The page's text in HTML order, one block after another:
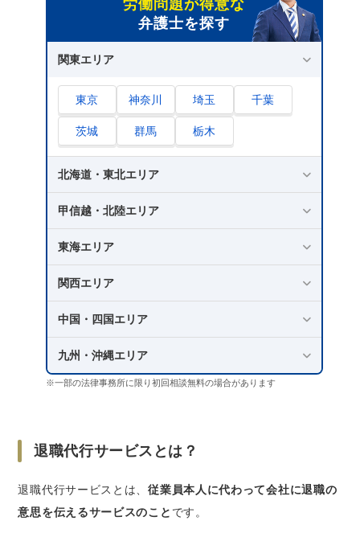
労働問題が得意な
弁護士を探す
関東エリア
東京 神奈川 埼玉 千葉
茨城 群馬 栃木
北海道・東北エリア
甲信越・北陸エリア
東海エリア
関西エリア
中国・四国エリア
九州・沖縄エリア
※一部の法律事務所に限り初回相談無料の場合があります
退職代行サービスとは？
退職代行サービスとは、従業員本人に代わって会社に退職の
意思を伝えるサービスのこと です。